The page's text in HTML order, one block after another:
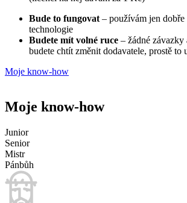
Bude to fungovat – používám jen
technologie
Budete mít volné ruce – žádné
budete chtít změnit dodavatele, prostě to
Moje know-how
Moje know-how
Junior
Senior
Mistr
Pánbůh